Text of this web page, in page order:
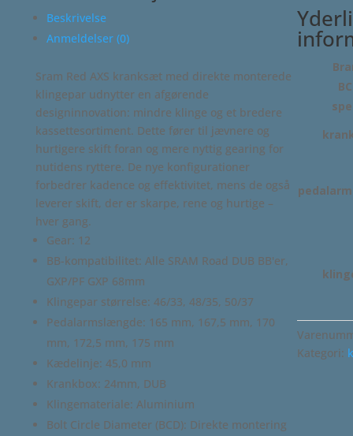
Beskrivelse
Anmeldelser (0)
Sram Red AXS kranksæt med direkte monterede
klingepar udnytter en afgørende
designinnovation: mindre klinge og et bredere
kassettesortiment. Dette fører til jævnere og
hurtigere skift foran og mere nyttig gearing for
nutidens ryttere. De nye konfigurationer
forbedrer kadence og effektivitet, mens de også
leverer skift, der er skarpe, rene og hurtige –
hver gang.
Gear: 12
BB-kompatibilitet: Alle SRAM Road DUB BB'er,
GXP/PF GXP 68mm
Klingepar størrelse: 46/33, 48/35, 50/37
Pedalarmslængde: 165 mm, 167,5 mm, 170
mm, 172,5 mm, 175 mm
Kædelinje: 45,0 mm
Krankbox: 24mm, DUB
Klingemateriale: Aluminium
Bolt Circle Diameter (BCD): Direkte montering
Kategori: